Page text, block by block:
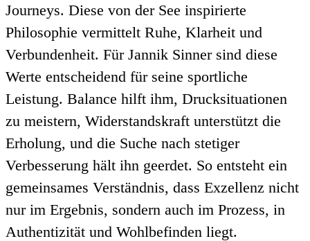
Journeys. Diese von der See inspirierte
Philosophie vermittelt Ruhe, Klarheit und
Verbundenheit. Für Jannik Sinner sind diese
Werte entscheidend für seine sportliche
Leistung. Balance hilft ihm, Drucksituationen
zu meistern, Widerstandskraft unterstützt die
Erholung, und die Suche nach stetiger
Verbesserung hält ihn geerdet. So entsteht ein
gemeinsames Verständnis, dass Exzellenz nicht
nur im Ergebnis, sondern auch im Prozess, in
Authentizität und Wohlbefinden liegt.